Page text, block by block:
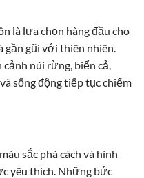
là lựa chọn hàng đầu cho
gần gũi với thiên nhiên.
núi rừng, biển cả,
sống động tiếp tục chiếm
sắc phá cách và hình
yêu thích. Những bức